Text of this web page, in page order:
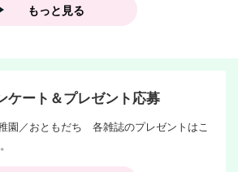
もっと見る
ケート＆プレゼント応募
園／おともだち 各雑誌のプレゼントはこ